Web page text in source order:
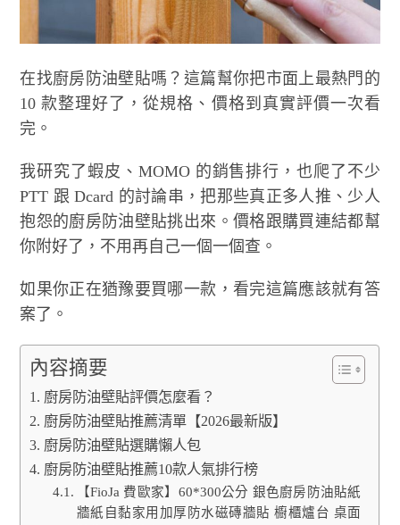
在找廚房防油壁貼嗎？這篇幫你把市面上最熱門的
10 款整理好了，從規格、價格到真實評價一次看
完。
我研究了蝦皮、MOMO 的銷售排行，也爬了不少
PTT 跟 Dcard 的討論串，把那些真正多人推、少人
抱怨的廚房防油壁貼挑出來。價格跟購買連結都幫
你附好了，不用再自己一個一個查。
如果你正在猶豫要買哪一款，看完這篇應該就有答
案了。
內容摘要
廚房防油壁貼評價怎麼看？
廚房防油壁貼推薦清單【2026最新版】
廚房防油壁貼選購懶人包
廚房防油壁貼推薦10款人氣排行榜
【FioJa 費歐家】60*300公分 銀色廚房防油貼紙
牆紙自黏家用加厚防水磁磚牆貼 櫥櫃爐台 桌面